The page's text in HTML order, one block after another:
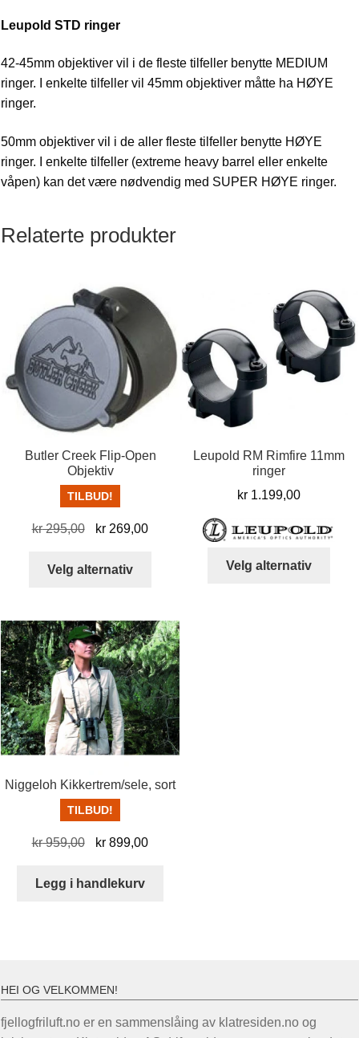
Leupold STD ringer
42-45mm objektiver vil i de fleste tilfeller benytte MEDIUM
ringer. I enkelte tilfeller vil 45mm objektiver måtte ha HØYE
ringer.
50mm objektiver vil i de aller fleste tilfeller benytte HØYE
ringer. I enkelte tilfeller (extreme heavy barrel eller enkelte
våpen) kan det være nødvendig med SUPER HØYE ringer.
Relaterte produkter
Butler Creek Flip-Open
Objektiv
TILBUD!
kr295,00
Opprinnelig
var:
kr 269,00Nåværende
Velg alternativ
flere
varianter.
Alternativene
kan
velges
på
produktsiden
Leupold RM Rimfire 11mm
ringer
kr 1.199,00
Velg alternativ
Niggeloh Kikkertrem/sele, sort
TILBUD!
kr959,00
Opprinnelig
var:
kr 899,00Nåværende
Legg i handlekurv
HEI OG VELKOMMEN!
fjellogfriluft.no er en sammenslåing av klatresiden.no og